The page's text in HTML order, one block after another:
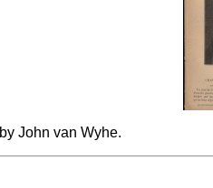
by John van Wyhe.